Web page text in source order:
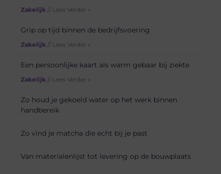
Zakelijk // Lees Verder »
Grip op tijd binnen de bedrijfsvoering
Zakelijk // Lees Verder »
Een persoonlijke kaart als warm gebaar bij ziekte
Zakelijk // Lees Verder »
Zo houd je gekoeld water op het werk binnen
handbereik
Zo vind je matcha die echt bij je past
Van materialenlijst tot levering op de bouwplaats